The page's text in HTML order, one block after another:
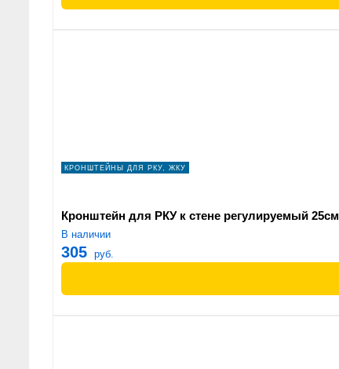
КРОНШТЕЙНЫ ДЛЯ РКУ, ЖКУ
Кронштейн для РКУ к стене регулируемый 25см
В наличии
305 руб.